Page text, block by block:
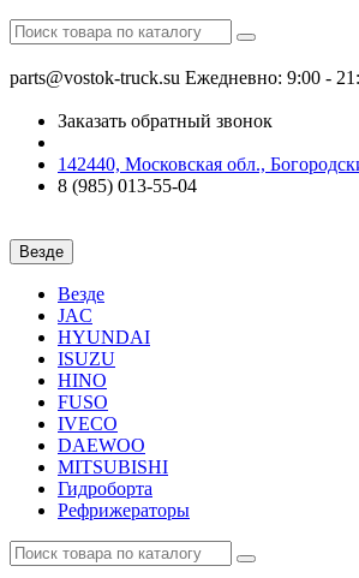
parts@vostok-truck.su Ежедневно: 9:00 -
Заказать обратный звонок
142440, Московская обл.,
8 (985) 013-55-04
Везде
Везде
JAC
HYUNDAI
ISUZU
HINO
FUSO
IVECO
DAEWOO
MITSUBISHI
Гидроборта
Рефрижераторы